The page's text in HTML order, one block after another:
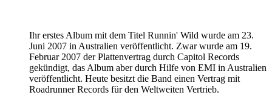
Ihr erstes Album mit dem Titel Runnin' Wild wurde am 23.
Juni 2007 in Australien veröffentlicht. Zwar wurde am 19.
Februar 2007 der Plattenvertrag durch Capitol Records
gekündigt, das Album aber durch Hilfe von EMI in Australien
veröffentlicht. Heute besitzt die Band einen Vertrag mit
Roadrunner Records für den Weltweiten Vertrieb.